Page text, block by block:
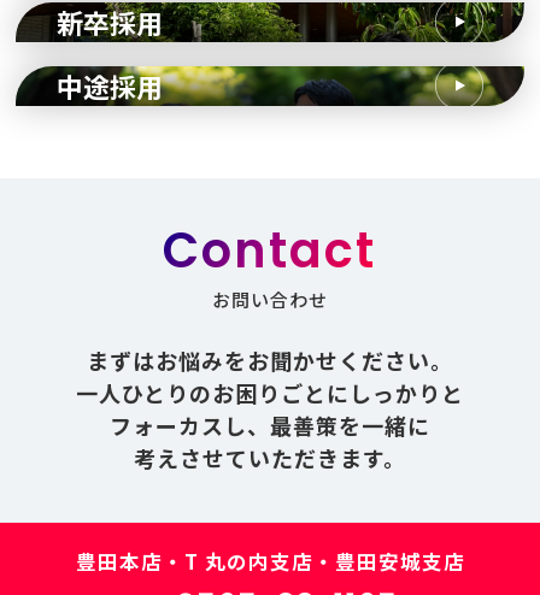
新卒採用
中途採用
Contact
お問い合わせ
まずはお悩みをお聞かせください。
一人ひとりのお困りごとにしっかりと
フォーカスし、 最善策を一緒に
考えさせていただきます。
豊田本店・T 丸の内支店・豊田安城支店